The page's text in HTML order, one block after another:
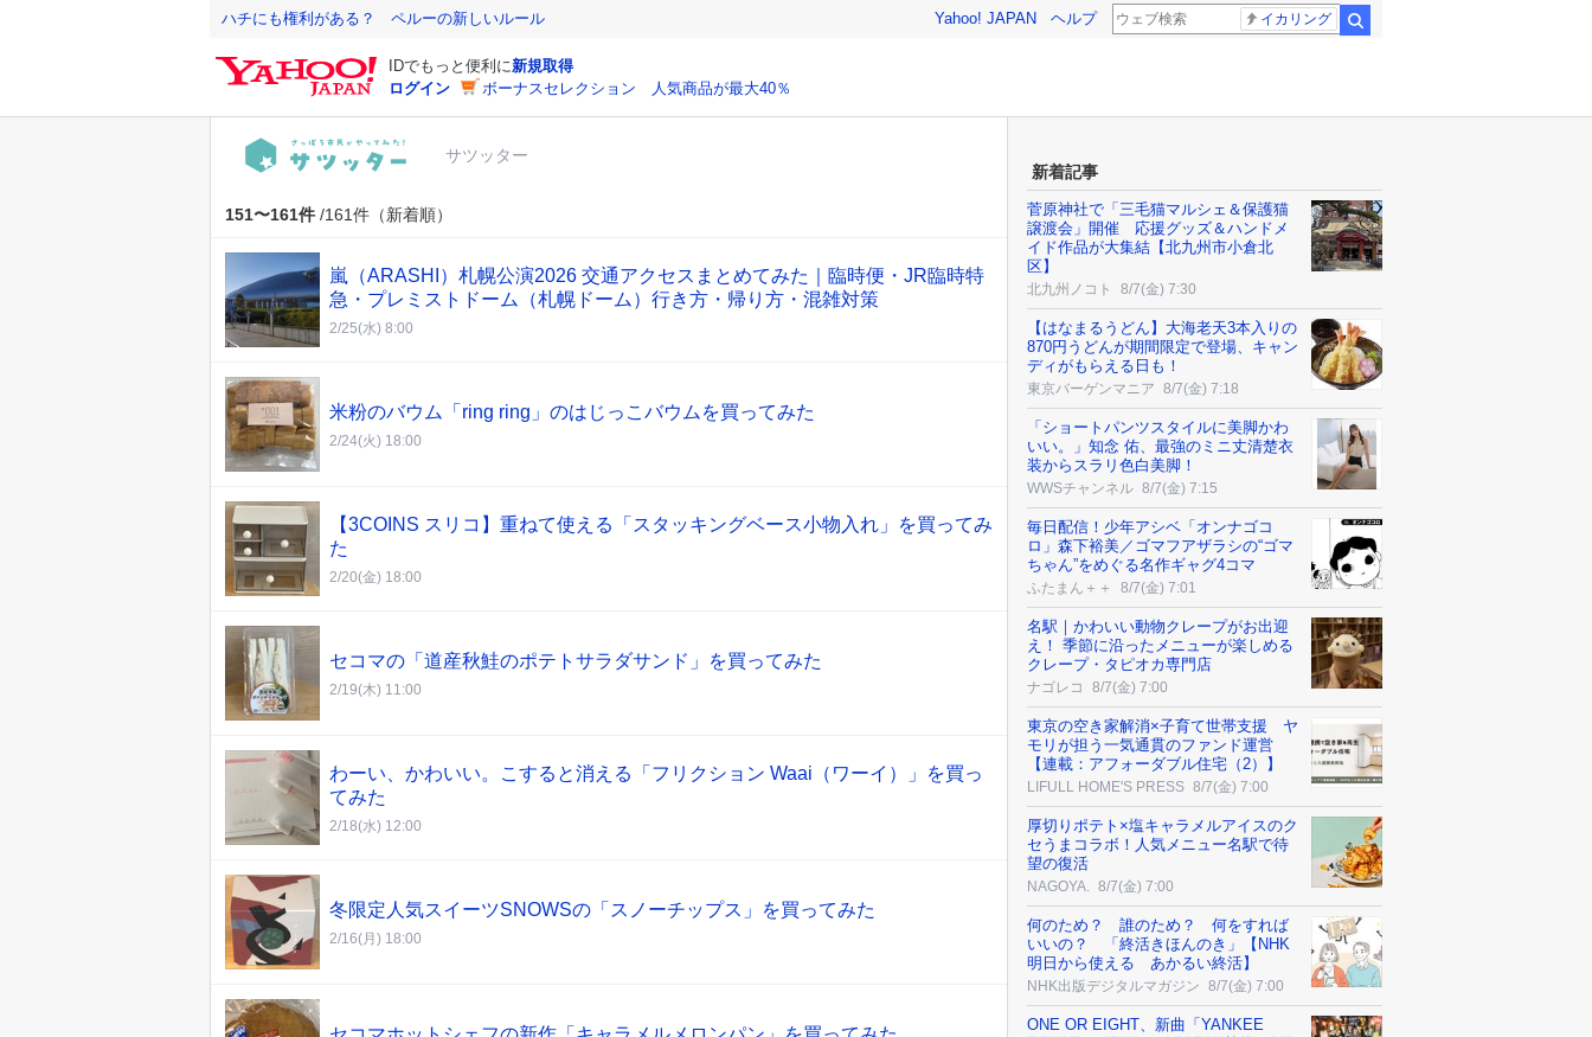
ハチにも権利がある？ ペルーの新しいルール Yahoo! JAPAN ヘルプ イカリング
IDでもっと便利に新規取得
ログイン
ボーナスセレクション 人気商品が最大40％
サツッター
151〜161件 /161件（新着順）
嵐（ARASHI）札幌公演2026 交通アクセスまとめてみた｜臨時便・JR臨時特
急・プレミストドーム（札幌ドーム）行き方・帰り方・混雑対策
2/25(水) 8:00
米粉のバウム「ring ring」のはじっこバウムを買ってみた
2/24(火) 18:00
【3COINS スリコ】重ねて使える「スタッキングベース小物入れ」を買ってみ
た
2/20(金) 18:00
セコマの「道産秋鮭のポテトサラダサンド」を買ってみた
2/19(木) 11:00
わーい、かわいい。こすると消える「フリクション Waai（ワーイ）」を買っ
てみた
2/18(水) 12:00
冬限定人気スイーツSNOWSの「スノーチップス」を買ってみた
2/16(月) 18:00
新着記事
菅原神社で「三毛猫マルシェ＆保護猫
譲渡会」開催 応援グッズ＆ハンドメ
イド作品が大集結【北九州市小倉北
区】
北九州ノコト 8/7(金) 7:30
【はなまるうどん】大海老天3本入りの
870円うどんが期間限定で登場、キャン
ディがもらえる日も！
東京バーゲンマニア 8/7(金) 7:18
「ショートパンツスタイルに美脚かわ
いい。」知念 佑、最強のミニ丈清楚衣
装からスラリ色白美脚！
WWSチャンネル 8/7(金) 7:15
毎日配信！少年アシベ「オンナゴコ
ロ」森下裕美／ゴマフアザラシの“ゴマ
ちゃん”をめぐる名作ギャグ4コマ
ふたまん＋＋ 8/7(金) 7:01
名駅｜かわいい動物クレープがお出迎
え！ 季節に沿ったメニューが楽しめる
クレープ・タピオカ専門店
ナゴレコ 8/7(金) 7:00
東京の空き家解消×子育て世帯支援 ヤ
モリが担う一気通貫のファンド運営
【連載：アフォーダブル住宅（2）】
LIFULL HOME'S PRESS 8/7(金) 7:00
厚切りポテト×塩キャラメルアイスのク
セうまコラボ！人気メニュー名駅で待
望の復活
NAGOYA. 8/7(金) 7:00
何のため？ 誰のため？ 何をすれば
いいの？ 「終活きほんのき」【NHK
明日から使える あかるい終活】
NHK出版デジタルマガジン 8/7(金) 7:00
ONE OR EIGHT、新曲「YANKEE